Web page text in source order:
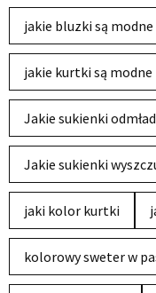
jakie bluzki są modne
jakie kurtki są modne
Jakie sukienki
Jakie sukienki
jaki kolor kurtki
kolorowy sweter w